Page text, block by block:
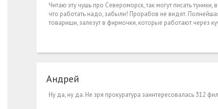
Читаю эту чушь про Североморск, так могут писать
что работать надо, забыли! Прорабов не видят.
товарищи, залезут в фирмочки, которые работают через
Андрей
Ну да, ну да. Не зря прокуратура заинтересовалась 312